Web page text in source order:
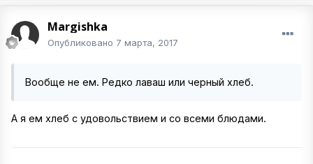
Margishka
Опубликовано 7 марта, 2017
Вообще не ем. Редко лаваш или черный хлеб.
А я ем хлеб с удовольствием и со всеми блюдами.